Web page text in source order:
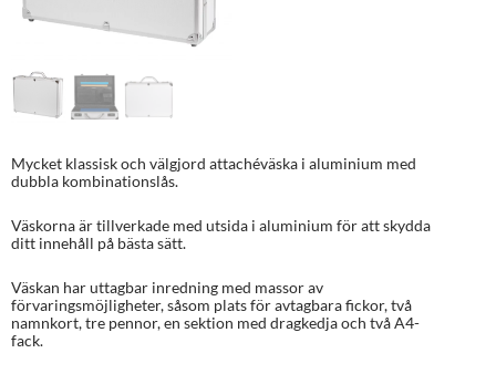
Mycket klassisk och välgjord attachéväska i aluminium med
dubbla kombinationslås.
Väskorna är tillverkade med utsida i aluminium för att skydda
ditt innehåll på bästa sätt.
Väskan har uttagbar inredning med massor av
förvaringsmöjligheter, såsom plats för avtagbara fickor, två
namnkort, tre pennor, en sektion med dragkedja och två A4-
fack.